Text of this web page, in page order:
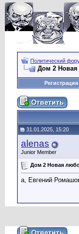
Политический
Дом 2 Новая
Регистрация
31.01.2025, 15:20
alenas
Junior Member
Дом 2 Новая
а, Евгений